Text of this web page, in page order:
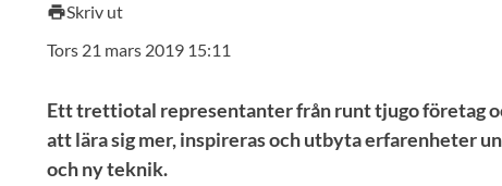
printSkriv ut
Tors 21 mars 2019 15:11
Ett trettiotal representanter från runt tjugo företag
att lära sig mer, inspireras och utbyta erfarenheter
och ny teknik.